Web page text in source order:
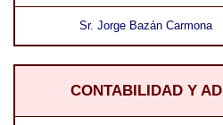
Sr. Jorge Bazán Carmona
CONTABILIDAD Y